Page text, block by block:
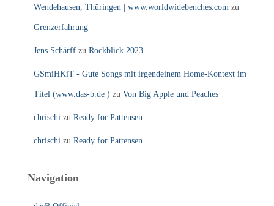
Wendehausen, Thüringen | www.worldwidebenches.com zu
Grenzerfahrung
Jens Schärff zu Rockblick 2023
GSmiHKiT - Gute Songs mit irgendeinem Home-Kontext im
Titel (www.das-b.de ) zu Von Big Apple und Peaches
chrischi zu Ready for Pattensen
chrischi zu Ready for Pattensen
Navigation